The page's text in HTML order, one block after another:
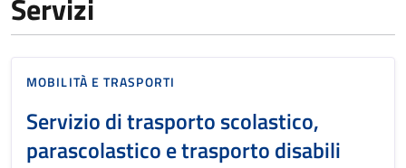
Servizi
MOBILITÀ E TRASPORTI
Servizio di trasporto scolastico,
parascolastico e trasporto disabili